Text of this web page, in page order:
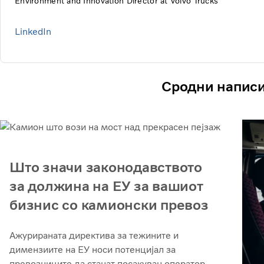
LinkedIn
Сродни
Што значи законодавството
за должина на ЕУ за вашиот
бизнис со камионски превоз
Ажурираната директива за тежините и
димензиите на ЕУ носи потенцијал за